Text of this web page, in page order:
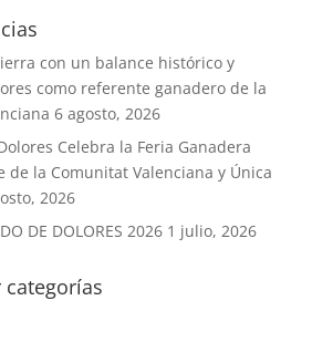
con un balance histórico y
como referente ganadero de la
6 agosto, 2026
Celebra la Feria Ganadera
de la Comunitat Valenciana y Única
2026
DE DOLORES 2026 1 julio, 2026